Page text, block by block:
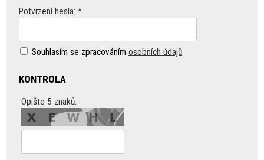
Potvrzení hesla: *
Souhlasím se zpracovánímosobních údajů.
KONTROLA
Opište 5 znaků: